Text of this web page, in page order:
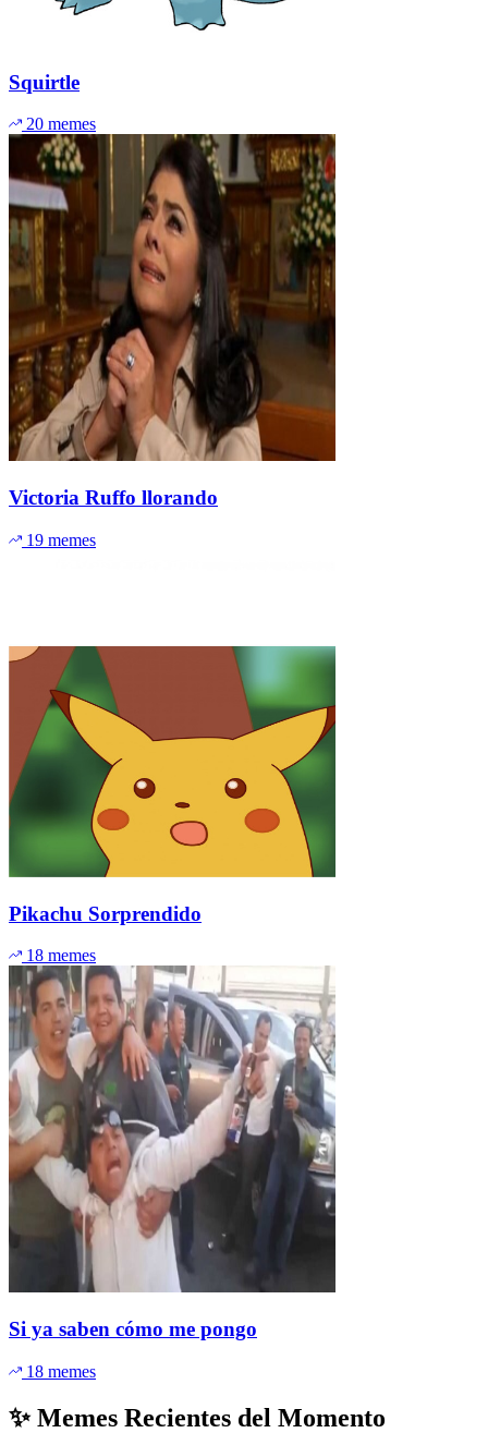
Squirtle
20 memes
Victoria Ruffo llorando
19 memes
Pikachu Sorprendido
18 memes
Si ya saben cómo me pongo
18 memes
✨ Memes Recientes del Momento